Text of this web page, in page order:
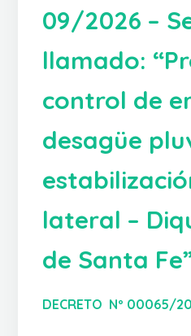
09/2026 –
llamado:
control de
desagüe
lateral –
de Santa
DECRETO Nº 00065/